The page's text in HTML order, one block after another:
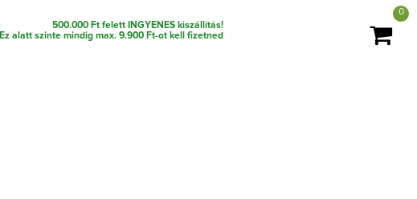
500.000 Ft felett INGYENES kiszállítás!
Ez alatt szinte mindig max. 9.900 Ft-ot kell fizetned
0